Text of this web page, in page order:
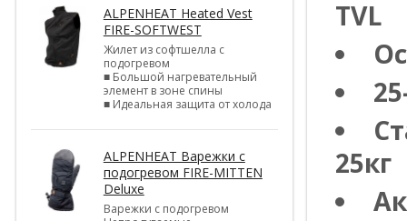
ALPENHEAT Heated Vest
FIRE-SOFTWEST
Жилет из софтшелла с
подогревом
■ Большой нагревательный
элемент в зоне спины
■ Идеальная защита от холода
ALPENHEAT Варежки с
подогревом FIRE-MITTEN
Deluxe
Варежки с подогревом
TVL
25кг